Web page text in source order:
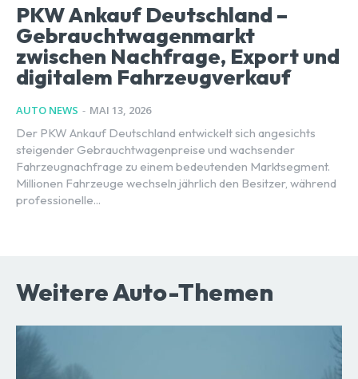
PKW Ankauf Deutschland –
Gebrauchtwagenmarkt
zwischen Nachfrage, Export und
digitalem Fahrzeugverkauf
AUTO NEWS - MAI 13, 2026
Der PKW Ankauf Deutschland entwickelt sich angesichts
steigender Gebrauchtwagenpreise und wachsender
Fahrzeugnachfrage zu einem bedeutenden Marktsegment.
Millionen Fahrzeuge wechseln jährlich den Besitzer, während
professionelle...
Weitere Auto-Themen